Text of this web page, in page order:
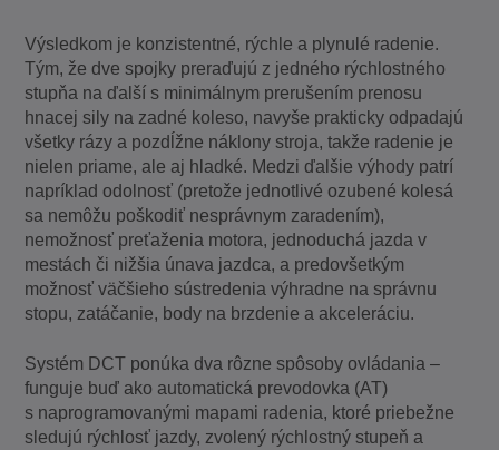
Výsledkom je konzistentné, rýchle a plynulé radenie.
Tým, že dve spojky preraďujú z jedného rýchlostného
stupňa na ďalší s minimálnym prerušením prenosu
hnacej sily na zadné koleso, navyše prakticky odpadajú
všetky rázy a pozdĺžne náklony stroja, takže radenie je
nielen priame, ale aj hladké. Medzi ďalšie výhody patrí
napríklad odolnosť (pretože jednotlivé ozubené kolesá
sa nemôžu poškodiť nesprávnym zaradením),
nemožnosť preťaženia motora, jednoduchá jazda v
mestách či nižšia únava jazdca, a predovšetkým
možnosť väčšieho sústredenia výhradne na správnu
stopu, zatáčanie, body na brzdenie a akceleráciu.
Systém DCT ponúka dva rôzne spôsoby ovládania –
funguje buď ako automatická prevodovka (AT)
s naprogramovanými mapami radenia, ktoré priebežne
sledujú rýchlosť jazdy, zvolený rýchlostný stupeň a